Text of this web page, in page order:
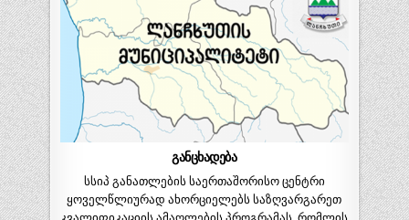
განცხადება
სსიპ განათლების საერთაშორისო ცენტრი
ყოველწლიურად ახორციელებს საზღვარგარეთ